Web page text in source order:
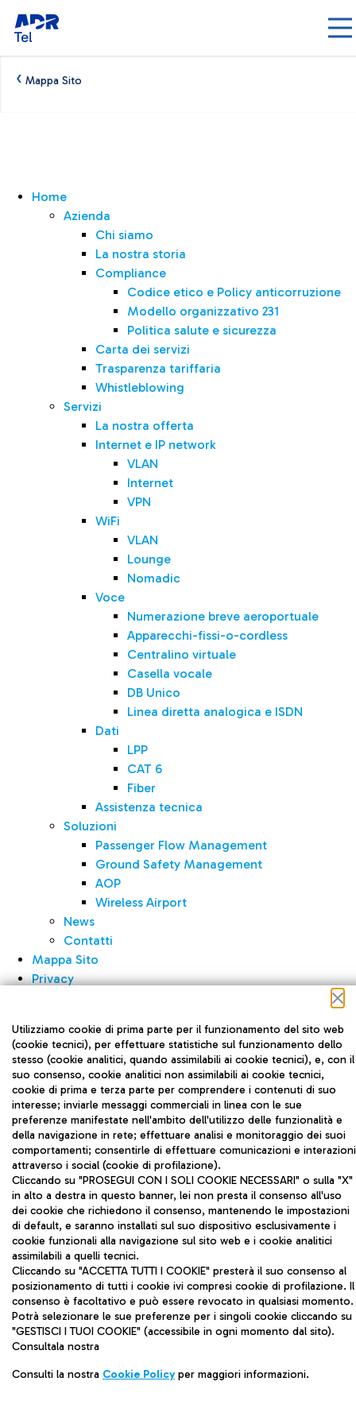
Skip to Main Content
‹ Mappa Sito
Home
Azienda
Chi siamo
La nostra storia
Compliance
Codice etico e Policy anticorruzione
Modello organizzativo 231
Politica salute e sicurezza
Carta dei servizi
Trasparenza tariffaria
Whistleblowing
Servizi
La nostra offerta
Internet e IP network
VLAN
Internet
VPN
WiFi
VLAN
Lounge
Nomadic
Voce
Numerazione breve aeroportuale
Apparecchi-fissi-o-cordless
Centralino virtuale
Casella vocale
DB Unico
Linea diretta analogica e ISDN
Dati
LPP
CAT 6
Fiber
Assistenza tecnica
Soluzioni
Passenger Flow Management
Ground Safety Management
AOP
Wireless Airport
News
Contatti
Mappa Sito
Privacy
ADR Tel S.p.A - Società soggetta a direzione e
coordinamento di Aeroporti di Roma S.p.A
Via Pier Paolo Racchetti 1 - 00054 Fiumicino
(RM) Tel: +39 06 65951
Privacy
Note legali
Contatti
Cookie Policy
Utilizziamo cookie di prima parte per il funzionamento del sito web
(cookie tecnici), per effettuare statistiche sul funzionamento dello
stesso (cookie analitici, quando assimilabili ai cookie tecnici), e, con il
suo consenso, cookie analitici non assimilabili ai cookie tecnici,
cookie di prima e terza parte per comprendere i contenuti di suo
interesse; inviarle messaggi commerciali in linea con le sue
preferenze manifestate nell'ambito dell'utilizzo delle funzionalità e
della navigazione in rete; effettuare analisi e monitoraggio dei suoi
comportamenti; consentirle di effettuare comunicazioni e interazioni
attraverso i social (cookie di profilazione).
Cliccando su "PROSEGUI CON I SOLI COOKIE NECESSARI" o sulla "X"
in alto a destra in questo banner, lei non presta il consenso all'uso
dei cookie che richiedono il consenso, mantenendo le impostazioni
di default, e saranno installati sul suo dispositivo esclusivamente i
cookie funzionali alla navigazione sul sito web e i cookie analitici
assimilabili a quelli tecnici.
Cliccando su "ACCETTA TUTTI I COOKIE" presterà il suo consenso al
posizionamento di tutti i cookie ivi compresi cookie di profilazione. Il
consenso è facoltativo e può essere revocato in qualsiasi momento.
Potrà selezionare le sue preferenze per i singoli cookie cliccando su
"GESTISCI I TUOI COOKIE" (accessibile in ogni momento dal sito).
Consultala nostra
Consulti la nostra Cookie Policyper maggiori informazioni.